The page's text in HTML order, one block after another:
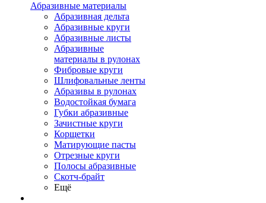
Абразивные материалы
Абразивная дельта
Абразивные круги
Абразивные листы
Абразивные
материалы в рулонах
Фибровые круги
Шлифовальные ленты
Абразивы в рулонах
Водостойкая бумага
Губки абразивные
Зачистные круги
Корщетки
Матирующие пасты
Отрезные круги
Полосы абразивные
Скотч-брайт
Ещё